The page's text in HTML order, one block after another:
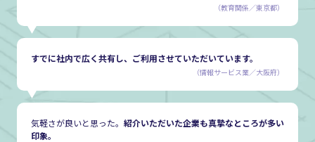
（教育関係／東京都）
すでに社内で広く共有し、ご利用させていただいています。
（情報サービス業／大阪府）
気軽さが良いと思った。 紹介いただいた企業も真摯なところが多い
印象。